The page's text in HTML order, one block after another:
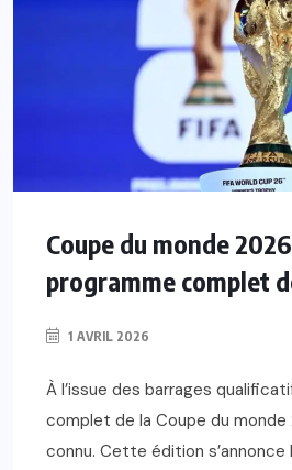
Coupe du monde
programme complet
1 AVRIL 2026
À l’issue des barrages
complet de la Coupe du
connu. Cette édition s’annonce